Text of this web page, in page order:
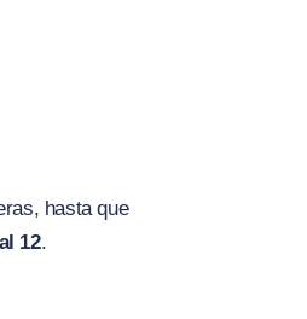
hasta que
12.